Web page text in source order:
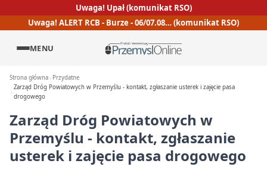
Uwaga! Upał (komunikat RSO)
Uwaga! ALERT RCB - Burze - 06/07.08… (komunikat RSO)
MENU
Strona główna
Przydatne
Zarząd Dróg Powiatowych w Przemyślu - kontakt, zgłaszanie usterek i zajęcie pasa
drogowego
Zarząd Dróg Powiatowych w
Przemyślu - kontakt, zgłaszanie
usterek i zajęcie pasa drogowego